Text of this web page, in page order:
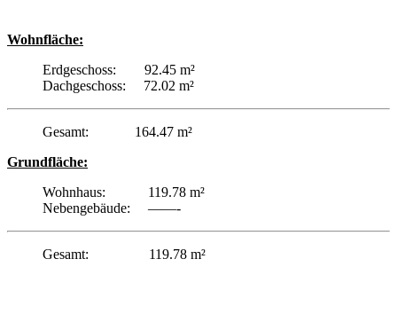
Wohnfläche:
Erdgeschoss: 92.45 m²
Dachgeschoss: 72.02 m²
Gesamt: 164.47 m²
Grundfläche:
Wohnhaus: 119.78 m²
Nebengebäude: ——-
Gesamt: 119.78 m²